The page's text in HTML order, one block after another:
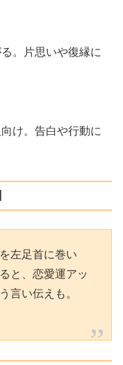
。片思いや復縁に
け。告白や行動に
左足首に巻い
と、恋愛運アッ
言い伝えも。